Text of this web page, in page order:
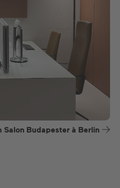
Salon Budapester à Berlin